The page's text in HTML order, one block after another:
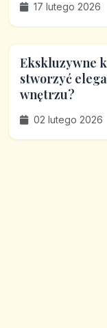
17 lutego 2026
Ekskluzywne
stworzyć
wnętrzu?
02 lutego 2026